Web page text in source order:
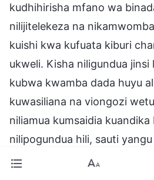
kudhihirisha mfano wa
nilijitelekeza na
kuishi kwa kufuata kiburi
ukweli. Kisha niligundua
kubwa kwamba dada huyu
kuwasiliana na viongozi
niliamua kumsaidia kuandika
nilipogundua hili, sauti
ghafla na niliweza